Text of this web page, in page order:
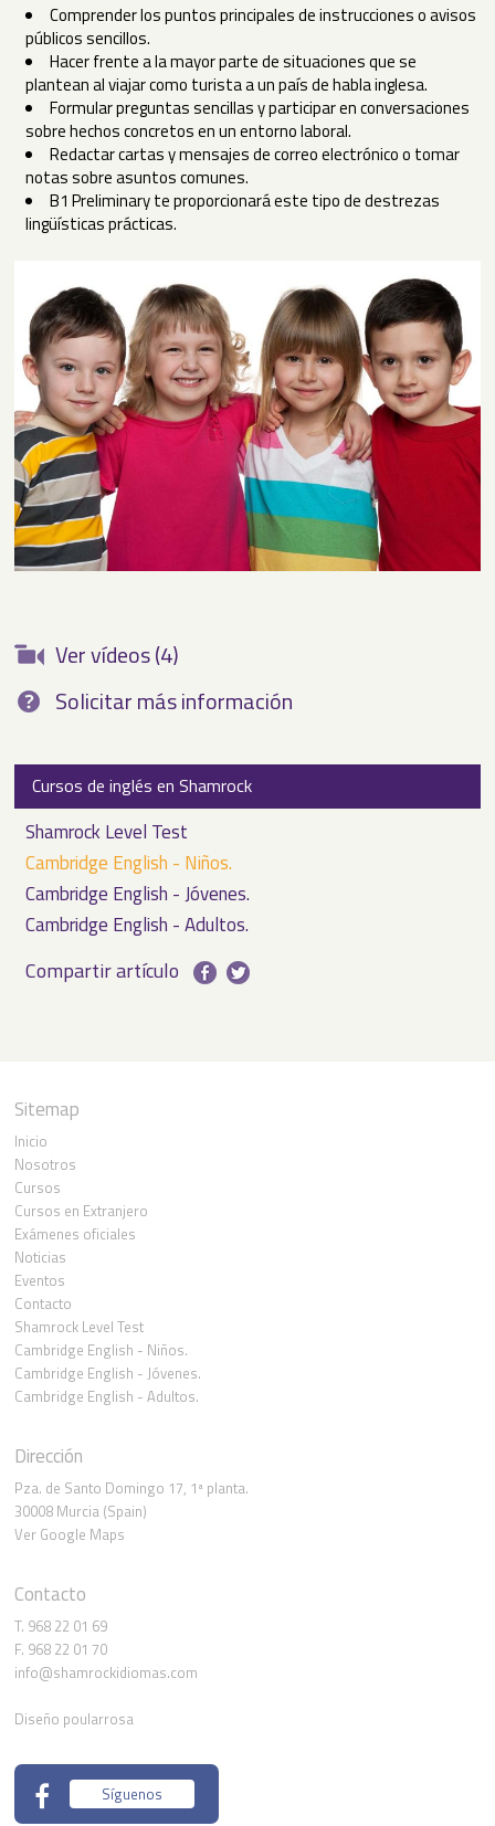
Comprender los puntos principales de instrucciones o avisos
públicos sencillos.
Hacer frente a la mayor parte de situaciones que se
plantean al viajar como turista a un país de habla inglesa.
Formular preguntas sencillas y participar en conversaciones
sobre hechos concretos en un entorno laboral.
Redactar cartas y mensajes de correo electrónico o tomar
notas sobre asuntos comunes.
B1 Preliminary te proporcionará este tipo de destrezas
lingüísticas prácticas.
Ver vídeos (4)
Solicitar más información
Cursos de inglés en Shamrock
Shamrock Level Test
Cambridge English - Niños.
Cambridge English - Jóvenes.
Cambridge English - Adultos.
Compartir artículo
Sitemap
Inicio
Nosotros
Cursos
Cursos en Extranjero
Exámenes oficiales
Noticias
Eventos
Contacto
Shamrock Level Test
Cambridge English - Niños.
Cambridge English - Jóvenes.
Cambridge English - Adultos.
Dirección
Pza. de Santo Domingo 17, 1ª planta.
30008 Murcia (Spain)
Ver Google Maps
Contacto
T. 968 22 01 69
F. 968 22 01 70
info@shamrockidiomas.com
Diseño poularrosa
Síguenos